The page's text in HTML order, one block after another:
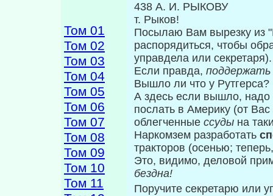
Том 01
Том 02
Том 03
Том 04
Том 05
Том 06
Том 07
Том 08
Том 09
Том 10
Том 11
438 А. И. РЫКОВУ
т. Рыков!
Посылаю Вам вырезку из
распорядиться, чтобы
управдела или секретаря).
Если правда, поддержать
Вышло ли что у
А здесь если вышло,
послать в Америку (от
облегченные ссуды на
Наркомзем разработать
тракторов (осенью;
Это, видимо, деловой
бездна!
Поручите секретарю или